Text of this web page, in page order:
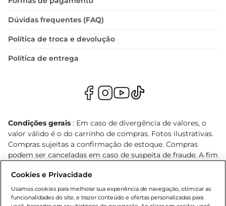
Dúvidas frequentes (FAQ)
Política de troca e devolução
Política de entrega
Condições gerais : Em caso de divergência de valores, o
valor válido é o do carrinho de compras. Fotos ilustrativas.
Compras sujeitas a confirmação de estoque. Compras
podem ser canceladas em caso de suspeita de fraude. A fim
nossas promoções, a compra de produtos com preços
promocionais poderá ter sua quantidade limitada por
cliente. Os preços, ofertas e condições são exclusivos para
Cookies e Privacidade
Usamos cookies para melhorar sua experiência de navegação, otimizar as
funcionalidades do site, e trazer conteúdo e ofertas personalizadas para